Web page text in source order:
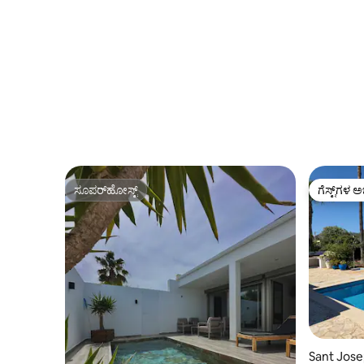
ಸೂಪರ್‌ಹೋಸ್ಟ್
ಸೂಪರ್‌ಹೋಸ್ಟ್ ಗೆಸ್ಟ್‌ಗಳ
ಗೆಸ್ಟ್‌ಗಳ
Sant